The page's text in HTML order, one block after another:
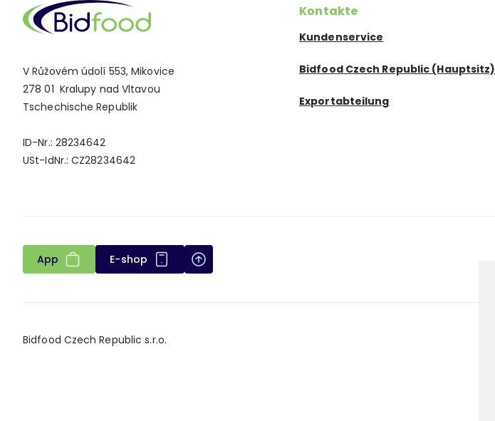
V Růžovém údolí 553, Mikovice
278 01 Kralupy nad Vltavou
Tschechische Republik
ID-Nr.: 28234642
USt-IdNr.: CZ28234642
Kontakte
Kundenservice
Bidfood Czech Republic (Hauptsitz)
Exportabteilung
App E-shop
Bidfood Czech Republic s.r.o.